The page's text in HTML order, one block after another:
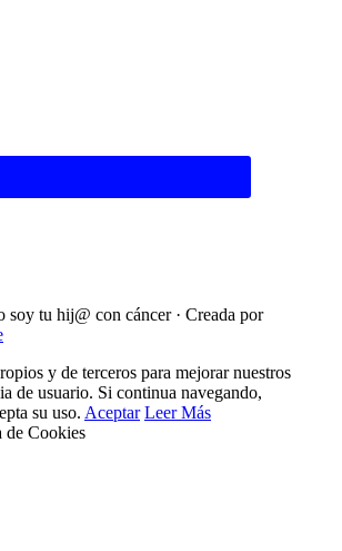
tu hij@ con cáncer · Creada por
y de terceros para mejorar nuestros
de usuario. Si continua navegando,
su uso. Aceptar Leer Más
de Cookies